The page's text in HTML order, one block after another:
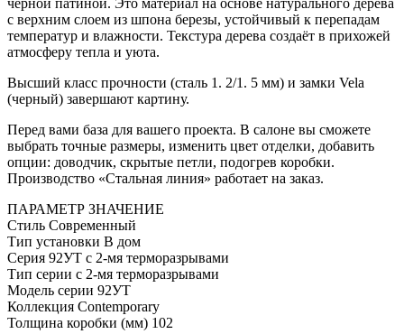
чёрной патиной. Это материал на основе натурального дерева
с верхним слоем из шпона березы, устойчивый к перепадам
температур и влажности. Текстура дерева создаёт в прихожей
атмосферу тепла и уюта.
Высший класс прочности (сталь 1. 2/1. 5 мм) и замки Vela
(черный) завершают картину.
Перед вами база для вашего проекта. В салоне вы сможете
выбрать точные размеры, изменить цвет отделки, добавить
опции: доводчик, скрытые петли, подогрев коробки.
Производство «Стальная линия» работает на заказ.
ПАРАМЕТР ЗНАЧЕНИЕ
Стиль Современный
Тип установки В дом
Серия 92УТ с 2-мя терморазрывами
Тип серии с 2-мя терморазрывами
Модель серии 92УТ
Коллекция Contemporary
Толщина коробки (мм) 102